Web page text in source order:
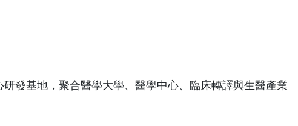
發基地，聚合醫學大學、醫學中心、臨床轉譯與生醫產業